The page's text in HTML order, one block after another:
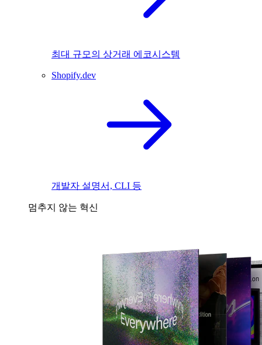
최대 규모의 상거래 에코시스템
Shopify.dev
개발자 설명서, CLI 등
멈추지 않는 혁신